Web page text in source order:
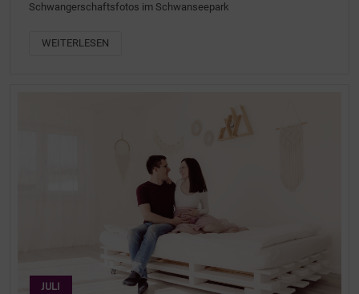
Schwangerschaftsfotos im Schwanseepark
WEITERLESEN
JULI